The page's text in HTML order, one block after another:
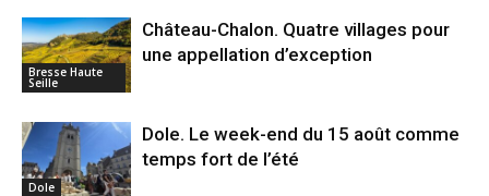
Bresse Haute
Seille
Château-Chalon. Quatre villages pour
une appellation d’exception
Dole
Dole. Le week-end du 15 août comme
temps fort de l’été